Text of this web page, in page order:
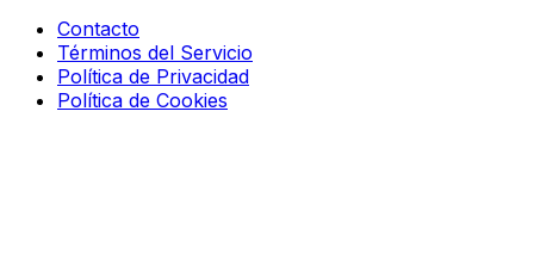
Contacto
Términos del Servicio
Política de Privacidad
Política de Cookies